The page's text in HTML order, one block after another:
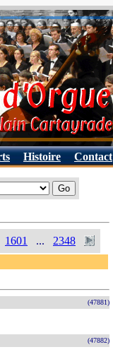
Histoire Contact
1601 ... 2348
(47881)
(47882)